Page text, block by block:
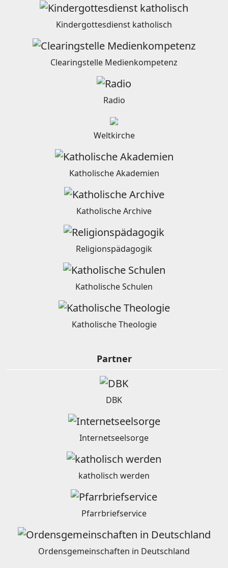
Kindergottesdienst katholisch
Clearingstelle Medienkompetenz
Radio
Weltkirche
Katholische Akademien
Katholische Archive
Religionspädagogik
Katholische Schulen
Katholische Theologie
Partner
DBK
Internetseelsorge
katholisch werden
Pfarrbriefservice
Ordensgemeinschaften in Deutschland